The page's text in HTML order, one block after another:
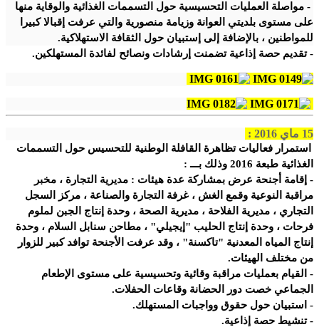
- مواصلة العمليات التحسيسية حول التسممات الغذائية والوقاية منها
على مستوى بلديتي العوانة وزيامة منصورية والتي عرفت إقبالا كبيرا
للمواطنين ، بالإضافة إلى إستبيان حول الثقافة الاستهلاكية.
- تقديم حصة إذاعية تضمنت إرشادات ونصائح لفائدة المستهلكين.
15 ماي 2016 :
استمرار فعاليات تظاهرة القافلة الوطنية للتحسيس حول التسممات
الغذائية طبعة 2016 وذلك بـــ :
- إقامة أجنحة عرض بمشاركة عدة هيئات : مديرية التجارة ، مخبر
مراقبة النوعية وقمع الغش ، غرفة التجارة والصناعة ، مركز السجل
التجاري ، مديرية الفلاحة ، مديرية الصحة ، وحدة إنتاج الجبن لملوم
فرحات ، وحدة إنتاج الحليب "إيجيلي" ، مطاحن سنابل السلام ، وحدة
إنتاج المياه المعدنية "تاكسنة" ، وقد عرفت الأجنحة توافد كبير للزوار
من مختلف الهيئات.
- القيام بعمليات مراقبة وقائية وتحسيسية على مستوى الإطعام
الجماعي خصت دور الحضانة وقاعات الحفلات.
- استبيان حول حقوق وواجبات المستهلك.
- تنشيط حصة إذاعية.